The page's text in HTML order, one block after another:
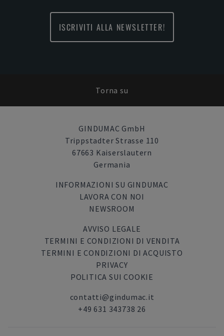
ISCRIVITI ALLA NEWSLETTER!
Torna su
GINDUMAC GmbH
Trippstadter Strasse 110
67663 Kaiserslautern
Germania
INFORMAZIONI SU GINDUMAC
LAVORA CON NOI
NEWSROOM
AVVISO LEGALE
TERMINI E CONDIZIONI DI VENDITA
TERMINI E CONDIZIONI DI ACQUISTO
PRIVACY
POLITICA SUI COOKIE
contatti@gindumac.it
+49 631 343738 26